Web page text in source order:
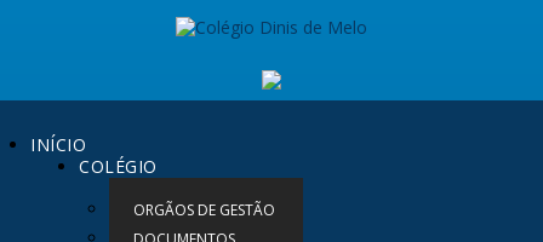
INÍCIO
COLÉGIO
ORGÃOS DE GESTÃO